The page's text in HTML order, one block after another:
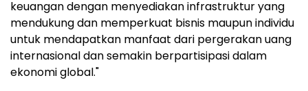
keuangan dengan menyediakan infrastruktur yang
mendukung dan memperkuat bisnis maupun individu
untuk mendapatkan manfaat dari pergerakan uang
internasional dan semakin berpartisipasi dalam
ekonomi global."